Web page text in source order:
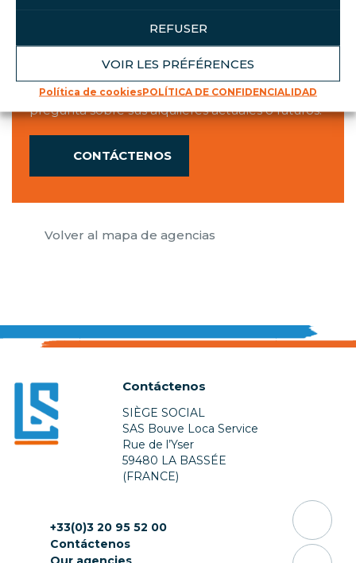
REFUSER
VOIR LES PRÉFÉRENCES
Política de cookiesPOLÍTICA DE CONFIDENCIALIDAD
ESCUCHÁNDOTE
Estamos a su disposición para cualquier
pregunta sobre sus alquileres actuales o futuros.
CONTÁCTENOS
Volver al mapa de agencias
Contáctenos
SIÈGE SOCIAL
SAS Bouve Loca Service
Rue de l’Yser
59480 LA BASSÉE
(FRANCE)
+33(0)3 20 95 52 00
Contáctenos